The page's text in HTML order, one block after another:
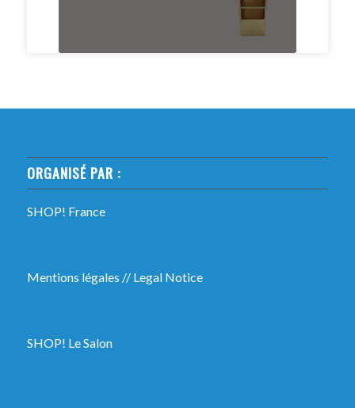
ORGANISÉ PAR :
SHOP! France
Mentions légales // Legal Notice
SHOP! Le Salon